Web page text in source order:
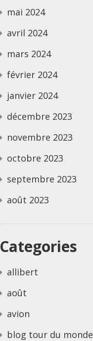
mai 2024
avril 2024
mars 2024
février 2024
janvier 2024
décembre 2023
novembre 2023
octobre 2023
septembre 2023
août 2023
Categories
allibert
août
avion
blog tour du monde